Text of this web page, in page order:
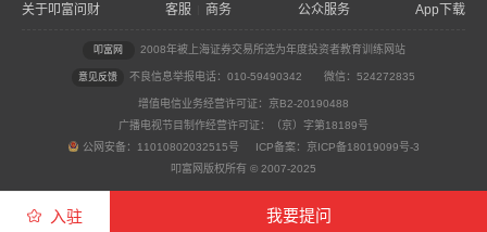
入驻 我要提问
关于叩富问财 客服 商务 公众服务 App下载
叩富网 2008年被上海证券交易所选为年度投资者教育训练网站
意见反馈 不良信息举报电话：010-59490342 微信：524272835
增值电信业务经营许可证：京B2-20190488
广播电视节目制作经营许可证：（京）字第18189号
公网安备：11010802032515号 ICP备案：京ICP备18019099号-3
叩富网版权所有 © 2007-2025